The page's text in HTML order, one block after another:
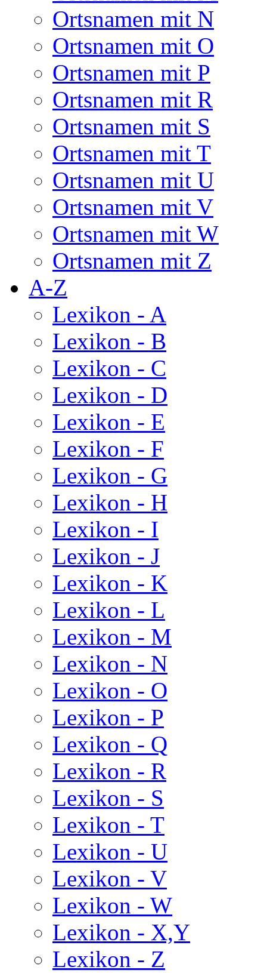
Ortsnamen mit N
Ortsnamen mit O
Ortsnamen mit P
Ortsnamen mit R
Ortsnamen mit S
Ortsnamen mit T
Ortsnamen mit U
Ortsnamen mit V
Ortsnamen mit W
Ortsnamen mit Z
A-Z
Lexikon - A
Lexikon - B
Lexikon - C
Lexikon - D
Lexikon - E
Lexikon - F
Lexikon - G
Lexikon - H
Lexikon - I
Lexikon - J
Lexikon - K
Lexikon - L
Lexikon - M
Lexikon - N
Lexikon - O
Lexikon - P
Lexikon - Q
Lexikon - R
Lexikon - S
Lexikon - T
Lexikon - U
Lexikon - V
Lexikon - W
Lexikon - X,Y
Lexikon - Z